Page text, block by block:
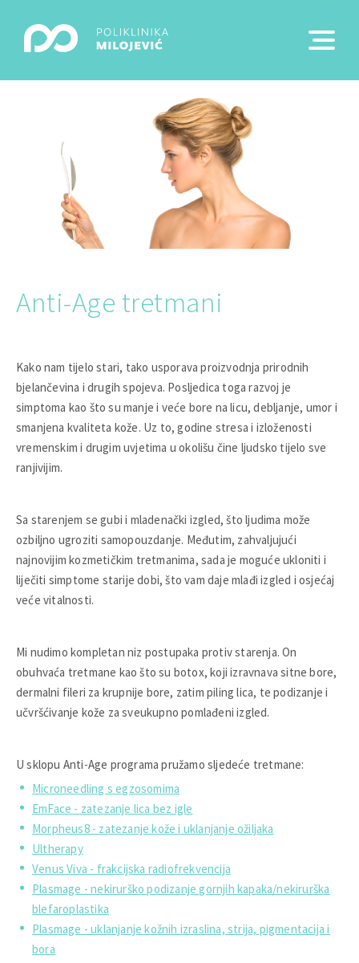
Anti-Age tretmani
Kako nam tijelo stari, tako usporava proizvodnja prirodnih
bjelančevina i drugih spojeva. Posljedica toga razvoj je
simptoma kao što su manje i veće bore na licu, debljanje, umor i
smanjena kvaliteta kože. Uz to, godine stresa i izloženosti
vremenskim i drugim uvjetima u okolišu čine ljudsko tijelo sve
ranjivijim.
Sa starenjem se gubi i mladenački izgled, što ljudima može
ozbiljno ugroziti samopouzdanje. Međutim, zahvaljujući
najnovijim kozmetičkim tretmanima, sada je moguće ukloniti i
liječiti simptome starije dobi, što vam daje mlađi izgled i osjećaj
veće vitalnosti.
Mi nudimo kompletan niz postupaka protiv starenja. On
obuhvaća tretmane kao što su botox, koji izravnava sitne bore,
dermalni fileri za krupnije bore, zatim piling lica, te podizanje i
učvršćivanje kože za sveukupno pomlađeni izgled.
U sklopu Anti-Age programa pružamo sljedeće tretmane:
Microneedling s egzosomima
EmFace - zatezanje lica bez igle
Morpheus8 - zatezanje kože i uklanjanje ožiljaka
Ultherapy
Venus Viva - frakcijska radiofrekvencija
Plasmage - nekirurško podizanje gornjih kapaka/nekirurška
blefaroplastika
Plasmage - uklanjanje kožnih izraslina, strija, pigmentacija i
bora